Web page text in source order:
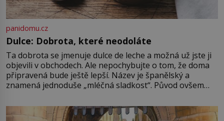
panidomu.cz
Dulce: Dobrota, které neodoláte
Ta dobrota se jmenuje dulce de leche a možná už jste ji
objevili v obchodech. Ale nepochybujte o tom, že doma
připravená bude ještě lepší. Název je španělský a
znamená jednoduše „mléčná sladkost“. Původ ovšem
pře hned několik latinskoamerických zemí a k tomu
Francie, kde se traduje,